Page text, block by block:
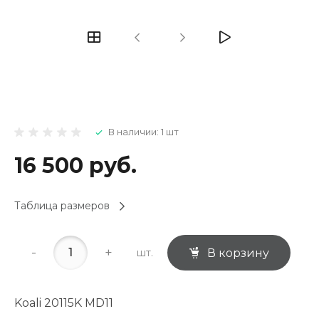
В наличии: 1 шт
16 500 руб.
Таблица размеров
- + шт. В корзину
Koali 20115K MD11